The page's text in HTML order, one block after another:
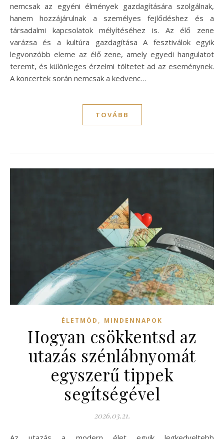
nemcsak az egyéni élmények gazdagítására szolgálnak,
hanem hozzájárulnak a személyes fejlődéshez és a
társadalmi kapcsolatok mélyítéséhez is. Az élő zene
varázsa és a kultúra gazdagítása A fesztiválok egyik
legvonzóbb eleme az élő zene, amely egyedi hangulatot
teremt, és különleges érzelmi töltetet ad az eseménynek.
A koncertek során nemcsak a kedvenc…
TOVÁBB
ÉLETMÓD , MINDENNAPOK
Hogyan csökkentsd az
utazás szénlábnyomát
egyszerű tippek
segítségével
2026.03.21.